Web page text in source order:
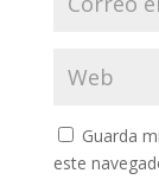
Guarda
este